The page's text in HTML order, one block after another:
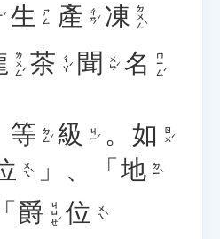
生 ㄕㄥ 產 ㄔㄢˇ 凍 ㄉㄨㄥˋ
ㄌㄨㄥˊ 茶 ㄔㄚˊ 聞 ㄨㄣˊ 名 ㄇㄧㄥˊ
等 ㄉㄥˇ 級 ㄐㄧˊ 。 如 ㄖㄨˊ
ㄨㄟˋ 」、「 地 ㄉㄧˋ
爵 ㄐㄩㄝˊ 位 ㄨㄟˋ